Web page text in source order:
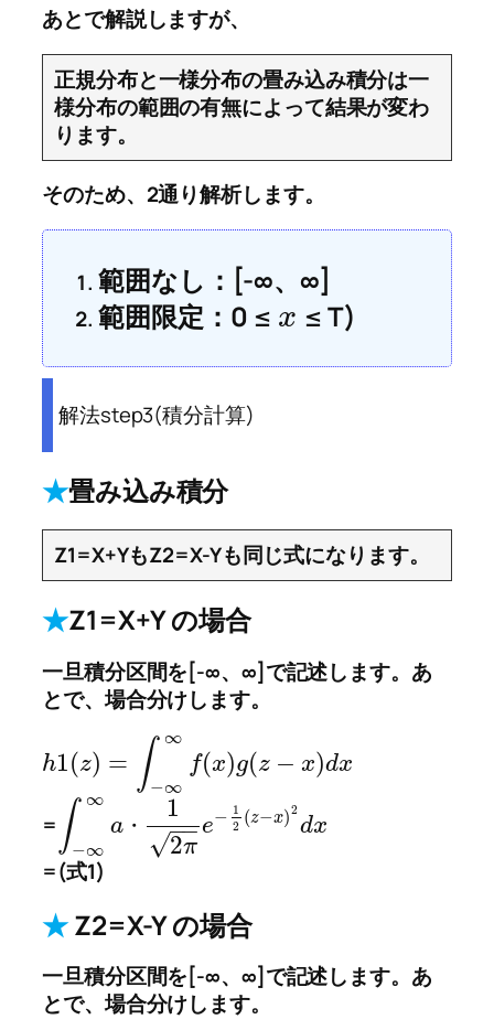
あとで解説しますが、
正規分布と一様分布の畳み込み積分は一
様分布の範囲の有無によって結果が変わ
ります。
そのため、2通り解析します。
範囲なし：[-∞、∞]
範囲限定：0 ≤ x ≤ T)
解法step3(積分計算)
★畳み込み積分
Z1=X+YもZ2=X-Yも同じ式になります。
★Z1=X+Y の場合
一旦積分区間を[-∞、∞]で記述します。あ
とで、場合分けします。
h1(z) = ∫ ∞
−∞
f(x)g(z − x)dx
= ∫ ∞
−∞
a・
1
2π
−−
√
e− 1
2 (z−x)2
dx
=(式1)
★Z2=X-Y の場合
一旦積分区間を[-∞、∞]で記述します。あ
とで、場合分けします。